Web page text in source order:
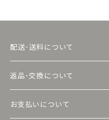
配送･送料について
返品･交換について
お支払いについて